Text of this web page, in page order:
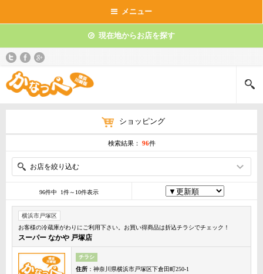
メニュー
現在地からお店を探す
ショッピング
検索結果： 96件
お店を絞り込む
96件中 1件～10件表示
横浜市戸塚区
お客様の冷蔵庫がわりにご利用下さい。お買い得商品は折込チラシでチェック！
スーパー なかや 戸塚店
チラシ
住所 ：神奈川県横浜市戸塚区下倉田町250-1